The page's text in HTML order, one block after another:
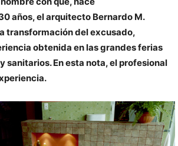
años, el arquitecto Bernardo M.
transformación del excusado,
obtenida en las grandes ferias
sanitarios. En esta nota, el profesional